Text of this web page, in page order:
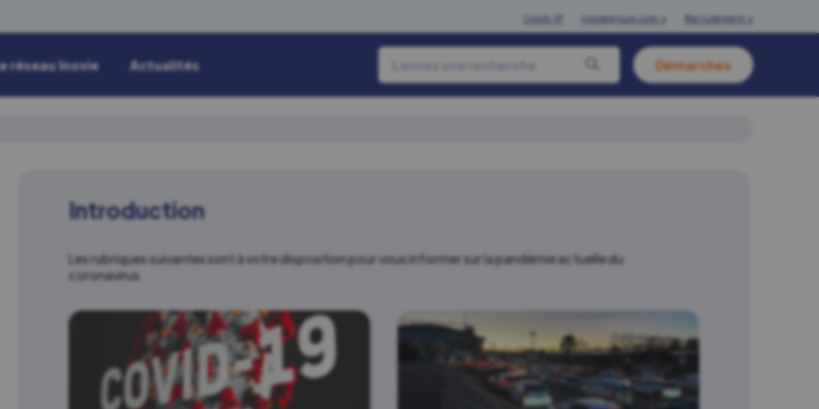
Covid-19 inoviegroup.com ↗ Recrutement ↗
réseau Inovie Actualités Démarches
Introduction
Les rubriques suivantes sont à votre disposition pour vous informer sur la pandémie actuelle du
coronavirus.